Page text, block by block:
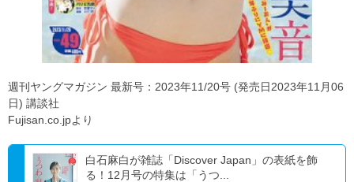
週刊ヤングマガジン 最新号：2023年11/20号 (発売日2023年11月06
日) 講談社
Fujisan.co.jpより
白石麻白が雑誌「Discover Japan」の表紙を飾
る！12月号の特集は「うつ...